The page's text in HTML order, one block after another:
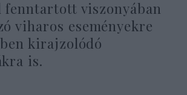
fenntartott viszonyában
viharos eseményekre
kirajzolódó
is.